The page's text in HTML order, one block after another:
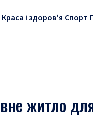
Краса і здоровʼя Спорт
житло